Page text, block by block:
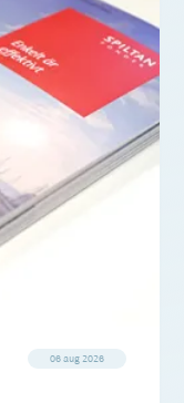
06 aug 2026